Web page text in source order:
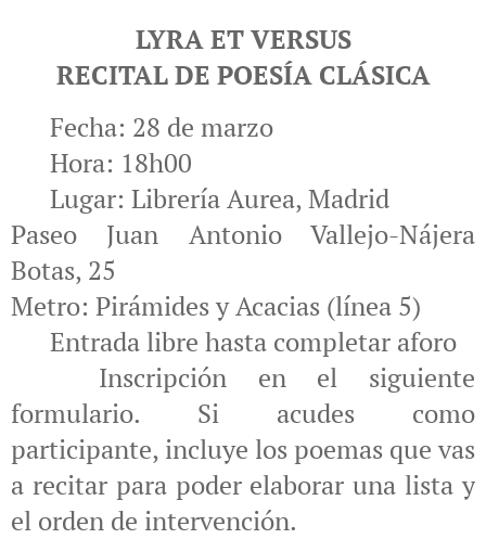
LYRA ET VERSUS
RECITAL DE POESÍA CLÁSICA
📅 Fecha: 28 de marzo
🕰 Hora: 18h00
📍 Lugar: Librería Aurea, Madrid
Paseo Juan Antonio Vallejo-Nájera
Botas, 25
Metro: Pirámides y Acacias (línea 5)
🎟 Entrada libre hasta completar aforo
📜 Inscripción en el siguiente
formulario. Si acudes como
participante, incluye los poemas que vas
a recitar para poder elaborar una lista y
el orden de intervención.